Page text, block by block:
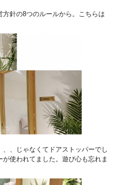
針の8つのルールから。こちらは
、じゃなくてドアストッパーでし
使われてました。遊び心も忘れま